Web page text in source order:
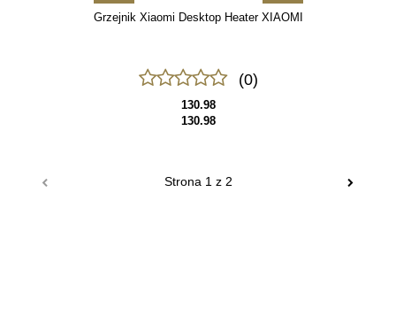
Grzejnik Xiaomi Desktop Heater XIAOMI
(0)
130.98
130.98